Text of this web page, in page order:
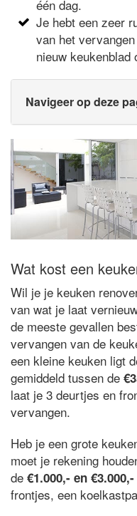
één dag.
Je hebt een zeer
van het
nieuw keukenblad
Navigeer op deze
Wat kost een
Wil je je keuken
van wat je laat
de meeste gevallen
vervangen van de
een kleine keuken ligt
gemiddeld tussen de
laat je 3 deurtjes en
vervangen.
Heb je een grote
moet je rekening
de €1.000,- en €3.000,-
frontjes, een